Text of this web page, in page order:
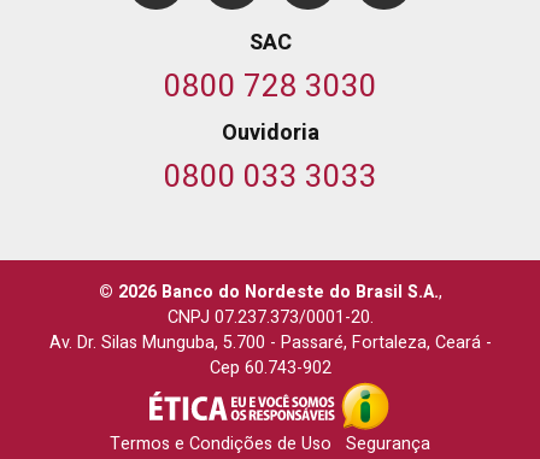
SAC
0800 728 3030
Ouvidoria
0800 033 3033
© 2026 Banco do Nordeste do Brasil S.A.,
CNPJ 07.237.373/0001-20.
Av. Dr. Silas Munguba, 5.700 - Passaré, Fortaleza, Ceará-
Cep 60.743-902
Termos e Condições de Uso
Segurança